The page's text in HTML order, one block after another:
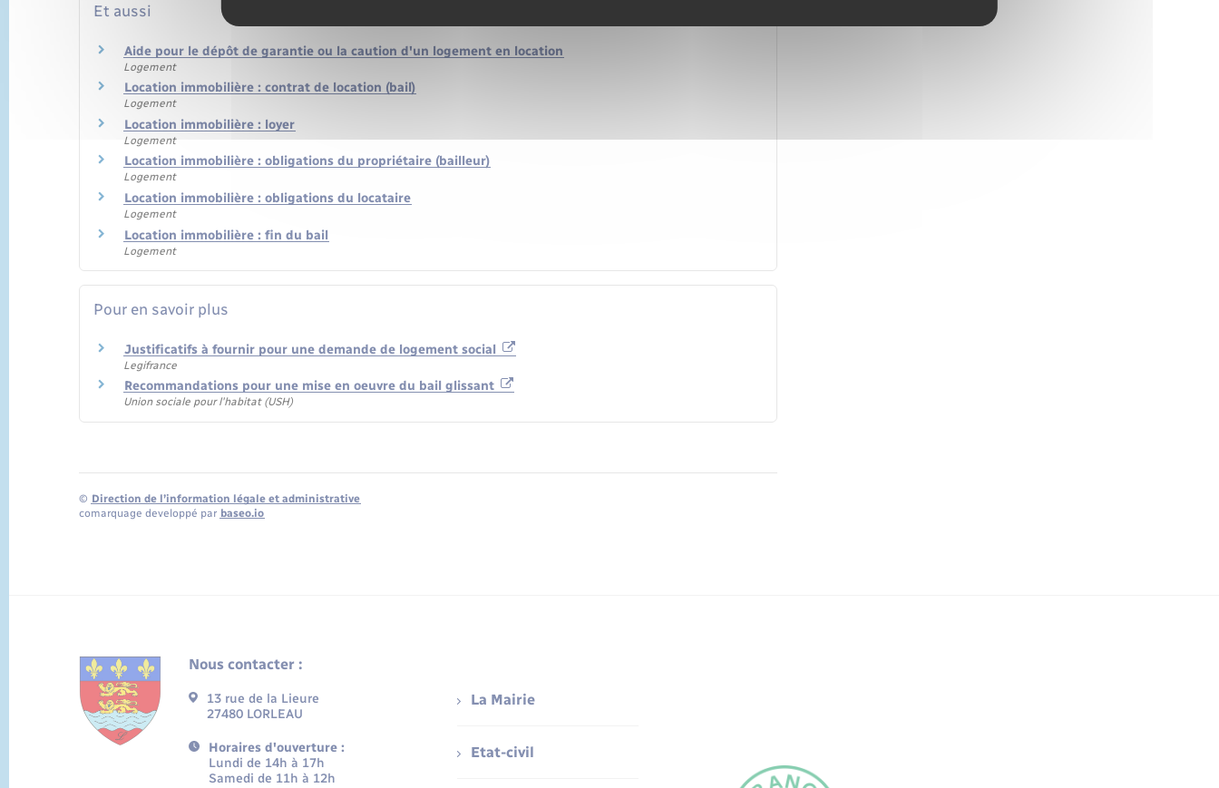
Et aussi
Aide pour le dépôt de garantie ou la caution d'un logement en location
Logement
Location immobilière : contrat de location (bail)
Logement
Location immobilière : loyer
Logement
Location immobilière : obligations du propriétaire (bailleur)
Logement
Location immobilière : obligations du locataire
Logement
Location immobilière : fin du bail
Logement
Pour en savoir plus
Justificatifs à fournir pour une demande de logement social
Legifrance
Recommandations pour une mise en oeuvre du bail glissant
Union sociale pour l'habitat (USH)
© Direction de l’information légale et administrative
comarquage developpé par baseo.io
Nous contacter :
13 rue de la Lieure
27480 LORLEAU
Horaires d'ouverture :
Lundi de 14h à 17h
Samedi de 11h à 12h
La Mairie
Etat-civil